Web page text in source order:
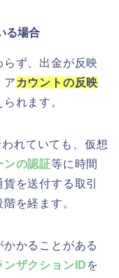
る場合
ず、出金が反映
ア カウントの反映
れます。
れていても、仮想
ンの認証等に時間
を送付する取引
を経ます。
かることがある
ンザクションID を